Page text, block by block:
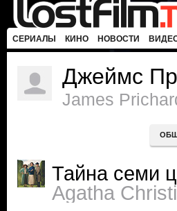
СЕРИАЛЫ КИНО НОВОСТИ
Джеймс
James
Тайна семи
Agatha